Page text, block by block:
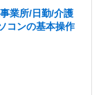
業所/日勤/介護
コンの基本操作